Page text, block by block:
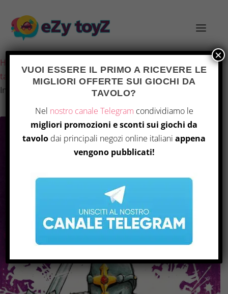
Home
Giochi da
tavolo/ Tasty Minstrel Games – Crusaders: Divine
Influence Espansione
VUOI ESSERE IL PRIMO A RICEVERE LE
MIGLIORI OFFERTE SUI GIOCHI DA
TAVOLO?
Nel nostro canale Telegram condividiamo le
migliori promozioni e sconti sui giochi da
tavolo dai principali negozi online italiani appena
vengono pubblicati!
×